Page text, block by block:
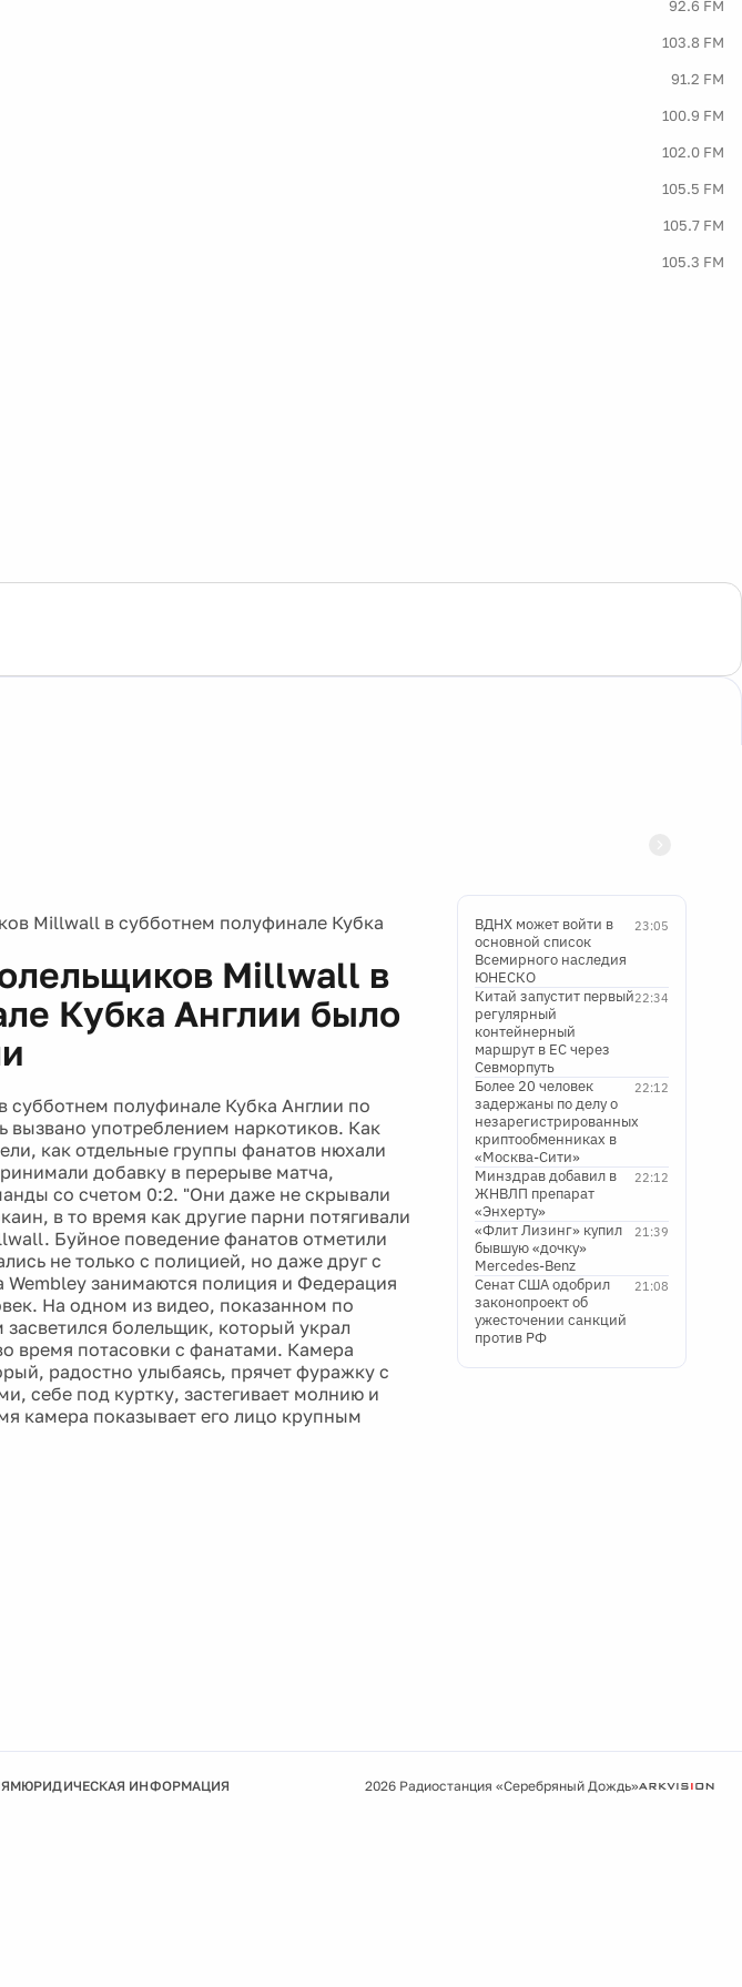
92.6 FM
103.8 FM
91.2 FM
100.9 FM
102.0 FM
105.5 FM
105.7 FM
105.3 FM
Millwall в субботнем полуфинале Кубка
Millwall в
Кубка Англии было
полуфинале Кубка Англии по
вызвано употреблением наркотиков. Как
как отдельные группы фанатов нюхали
добавку в перерыве матча,
со счетом 0:2. "Они даже не скрывали
в то время как другие парни потягивали
Буйное поведение фанатов отметили
не только с полицией, но даже друг с
занимаются полиция и Федерация
На одном из видео, показанном по
болельщик, который украл
время потасовки с фанатами. Камера
радостно улыбаясь, прячет фуражку с
себе под куртку, застегивает молнию и
камера показывает его лицо крупным
23:05
ВДНХ может войти в
основной список
Всемирного наследия
ЮНЕСКО
22:34
Китай запустит первый
регулярный
контейнерный
маршрут в ЕС через
Севморпуть
22:12
Более 20 человек
задержаны по делу о
незарегистрированных
криптообменниках в
«Москва-Сити»
22:12
Минздрав добавил в
ЖНВЛП препарат
«Энхерту»
21:39
«Флит Лизинг» купил
бывшую «дочку»
Mercedes-Benz
21:08
Сенат США одобрил
законопроект об
ужесточении санкций
против РФ
ЮРИДИЧЕСКАЯ ИНФОРМАЦИЯ 2026 Радиостанция «Серебряный Дождь»